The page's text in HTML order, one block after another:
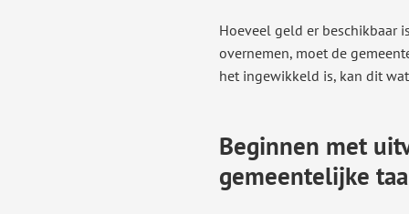
Hoeveel geld er beschikbaar
overnemen, moet de
het ingewikkeld is, kan dit
Beginnen met
gemeentelijke